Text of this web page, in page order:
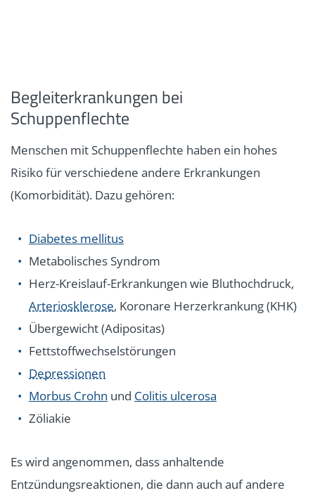
Begleiterkrankungen bei
Schuppenflechte
Menschen mit Schuppenflechte haben ein hohes
Risiko für verschiedene andere Erkrankungen
(Komorbidität). Dazu gehören:
Diabetes mellitus
Metabolisches Syndrom
Herz-Kreislauf-Erkrankungen wie Bluthochdruck,
Arteriosklerose, Koronare Herzerkrankung (KHK)
Übergewicht (Adipositas)
Fettstoffwechselstörungen
Depressionen
Morbus Crohn und Colitis ulcerosa
Zöliakie
Es wird angenommen, dass anhaltende
Entzündungsreaktionen, die dann auch auf andere